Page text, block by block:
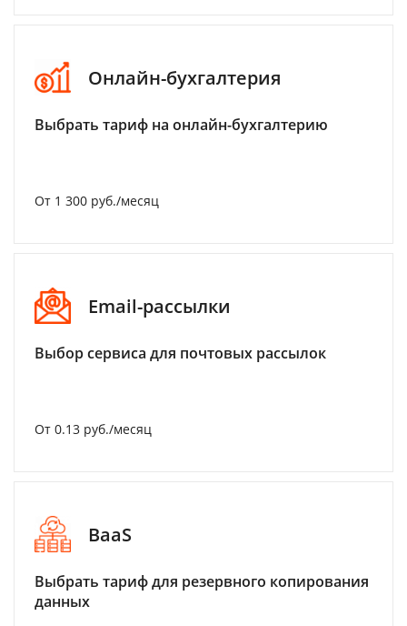
Онлайн-бухгалтерия
Выбрать тариф на онлайн-бухгалтерию
От 1 300 руб./месяц
Email-рассылки
Выбор сервиса для почтовых рассылок
От 0.13 руб./месяц
BaaS
Выбрать тариф для резервного копирования
данных